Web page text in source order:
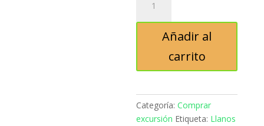
Republicano
Añadir al
carrito
Categoría:Comprar
excursión Etiqueta: Llanos